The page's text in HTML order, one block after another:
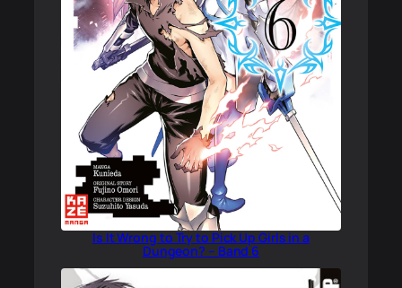
Is It Wrong to Try to Pick Up Girls in a
Dungeon? – Band 6